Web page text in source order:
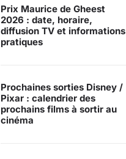
Prix Maurice de Gheest
2026 : date, horaire,
diffusion TV et informations
pratiques
Prochaines sorties Disney /
Pixar : calendrier des
prochains films à sortir au
cinéma